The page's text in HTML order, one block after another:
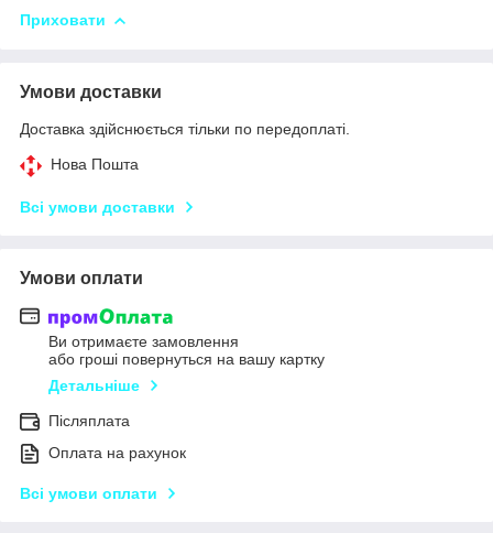
Приховати
Умови доставки
Доставка здійснюється тільки по передоплаті.
Нова Пошта
Всі умови доставки
Умови оплати
Ви отримаєте замовлення
або гроші повернуться на вашу картку
Детальніше
Післяплата
Оплата на рахунок
Всі умови оплати